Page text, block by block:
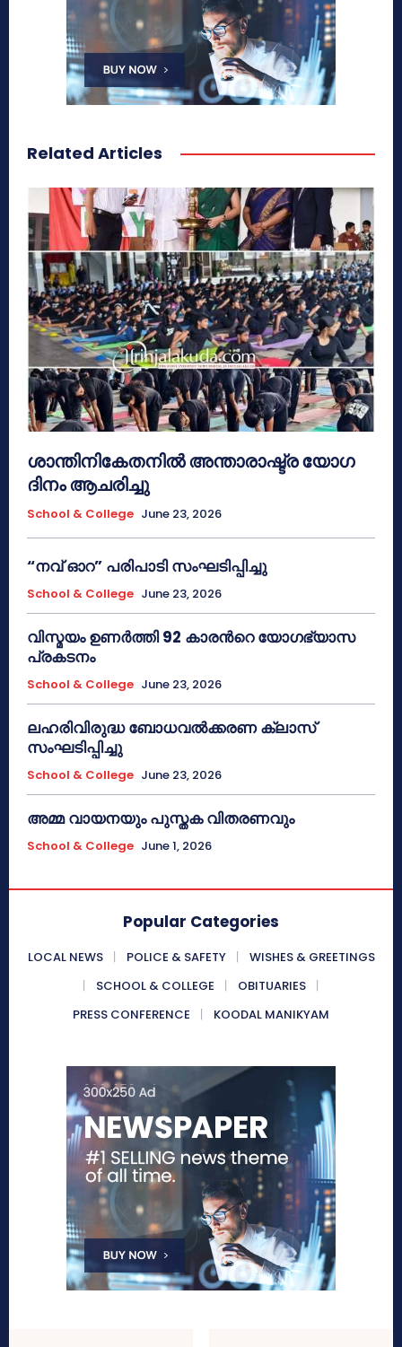
Related Articles
ശാന്തിനികേതനിൽ അന്താരാഷ്ട്ര യോഗ
ദിനം ആചരിച്ചു
School & College June 23, 2026
“നവ് ഓറ” പരിപാടി സംഘടിപ്പിച്ചു
School & College June 23, 2026
വിസ്മയം ഉണർത്തി 92 കാരൻറെ യോഗഭ്യാസ
പ്രകടനം
School & College June 23, 2026
ലഹരിവിരുദ്ധ ബോധവൽക്കരണ ക്ലാസ്
സംഘടിപ്പിച്ചു
School & College June 23, 2026
അമ്മ വായനയും പുസ്തക വിതരണവും
School & College June 1, 2026
Popular Categories
LOCAL NEWS POLICE & SAFETY
WISHES & GREETINGS
SCHOOL & COLLEGE
OBITUARIES
PRESS CONFERENCE
KOODAL MANIKYAM